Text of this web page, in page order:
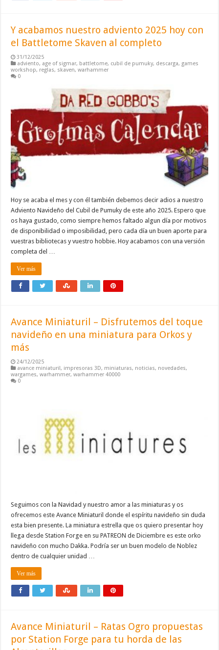
Y acabamos nuestro adviento 2025 hoy con
el Battletome Skaven al completo
31/12/2025
adviento, age of sigmar, battletome, cubil de pumuky, descarga, games
workshop, reglas, skaven,warhammer
0
Hoy se acaba el mes y con él también debemos decir adios a nuestro
Adviento Navideño del Cubil de Pumuky de este año 2025. Espero que
os haya gustado, como siempre hemos faltado algun día por motivos
de disponibilidad o imposibilidad, pero cada día un buen aporte para
vuestras bibliotecas y vuestro hobbie. Hoy acabamos con una versión
completa del …
Ver más
Avance Miniaturil – Disfrutemos del toque
navideño en una miniatura para Orkos y
más
24/12/2025
avance miniaturil, impresoras 3D, miniaturas, noticias, novedades,
wargames,warhammer,warhammer 40000
0
Seguimos con la Navidad y nuestro amor a las miniaturas y os
ofrecemos este Avance Miniaturil donde el espíritu navideño sin duda
esta bien presente. La miniatura estrella que os quiero presentar hoy
llega desde Station Forge en su PATREON de Diciembre es este orko
navideño con mucho Dakka. Podría ser un buen modelo de Noblez
dentro de cualquier unidad …
Ver más
Avance Miniaturil – Ratas Ogro propuestas
por Station Forge para tu horda de las